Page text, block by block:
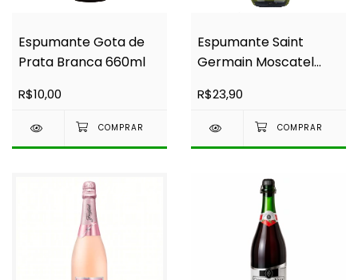
Espumante Gota de
Prata Branca 660ml
R$10,00
Espumante Saint
Germain Moscatel
R$23,90